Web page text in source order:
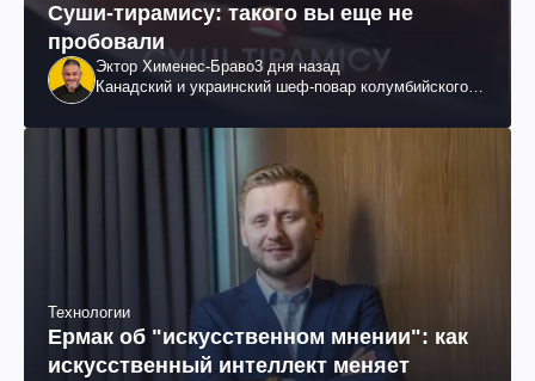
Суши-тирамису: такого вы еще не
пробовали
Эктор Хименес-Браво3 дня назад
Канадский и украинский шеф-повар колумбийского
Технологии
Ермак об "искусственном мнении": как
искусственный интеллект меняет